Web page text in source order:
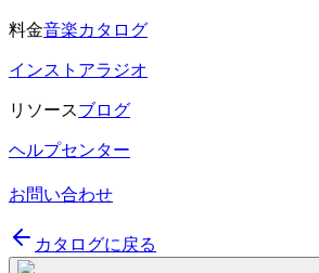
料金音楽カタログ
インストアラジオ
リソースブログ
ヘルプセンター
お問い合わせ
カタログに戻る